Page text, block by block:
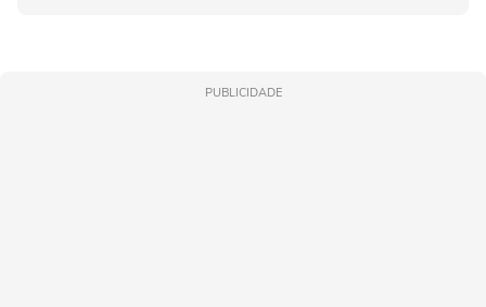
PUBLICIDADE